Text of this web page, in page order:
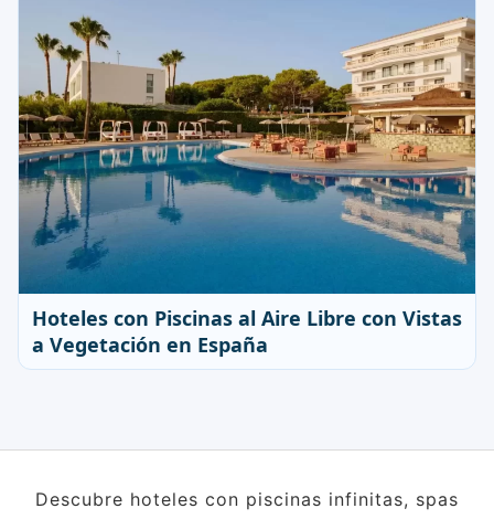
Hoteles con Piscinas al Aire Libre con Vistas
a Vegetación en España
Descubre hoteles con piscinas infinitas, spas